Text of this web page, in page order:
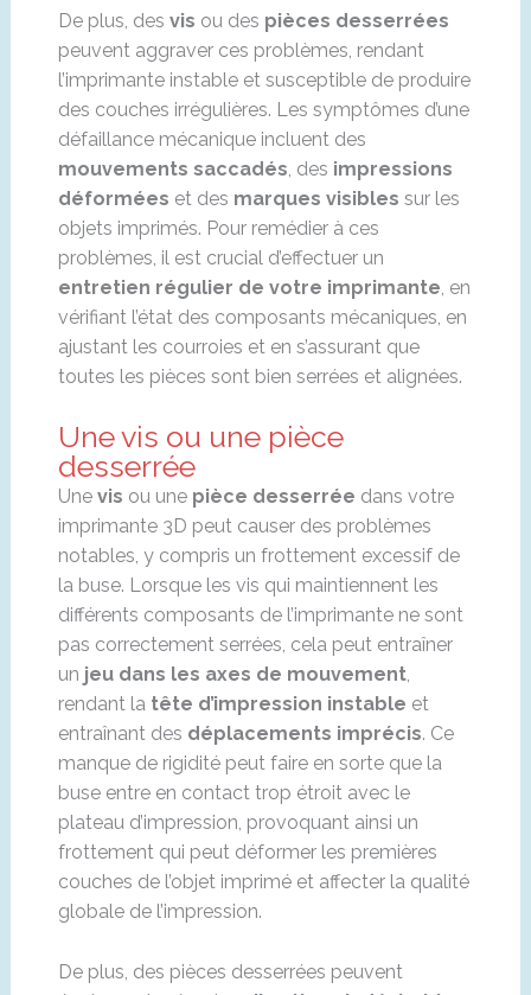
De plus, des vis ou des pièces desserrées
peuvent aggraver ces problèmes, rendant
l’imprimante instable et susceptible de produire
des couches irrégulières. Les symptômes d’une
défaillance mécanique incluent des
mouvements saccadés, des impressions
déformées et des marques visibles sur les
objets imprimés. Pour remédier à ces
problèmes, il est crucial d’effectuer un
entretien régulier de votre imprimante, en
vérifiant l’état des composants mécaniques, en
ajustant les courroies et en s’assurant que
toutes les pièces sont bien serrées et alignées.
Une vis ou une pièce
desserrée
Une vis ou une pièce desserrée dans votre
imprimante 3D peut causer des problèmes
notables, y compris un frottement excessif de
la buse. Lorsque les vis qui maintiennent les
différents composants de l’imprimante ne sont
pas correctement serrées, cela peut entraîner
un jeu dans les axes de mouvement,
rendant la tête d’impression instable et
entraînant des déplacements imprécis. Ce
manque de rigidité peut faire en sorte que la
buse entre en contact trop étroit avec le
plateau d’impression, provoquant ainsi un
frottement qui peut déformer les premières
couches de l’objet imprimé et affecter la qualité
globale de l’impression.
De plus, des pièces desserrées peuvent